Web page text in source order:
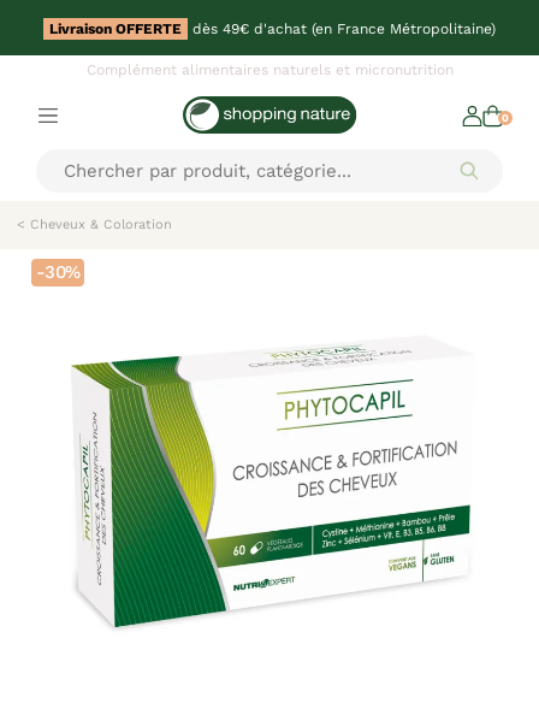
Livraison OFFERTE dès 49€ d'achat (en France Métropolitaine)
Complément alimentaires naturels et micronutrition
0
< Cheveux & Coloration
-30%